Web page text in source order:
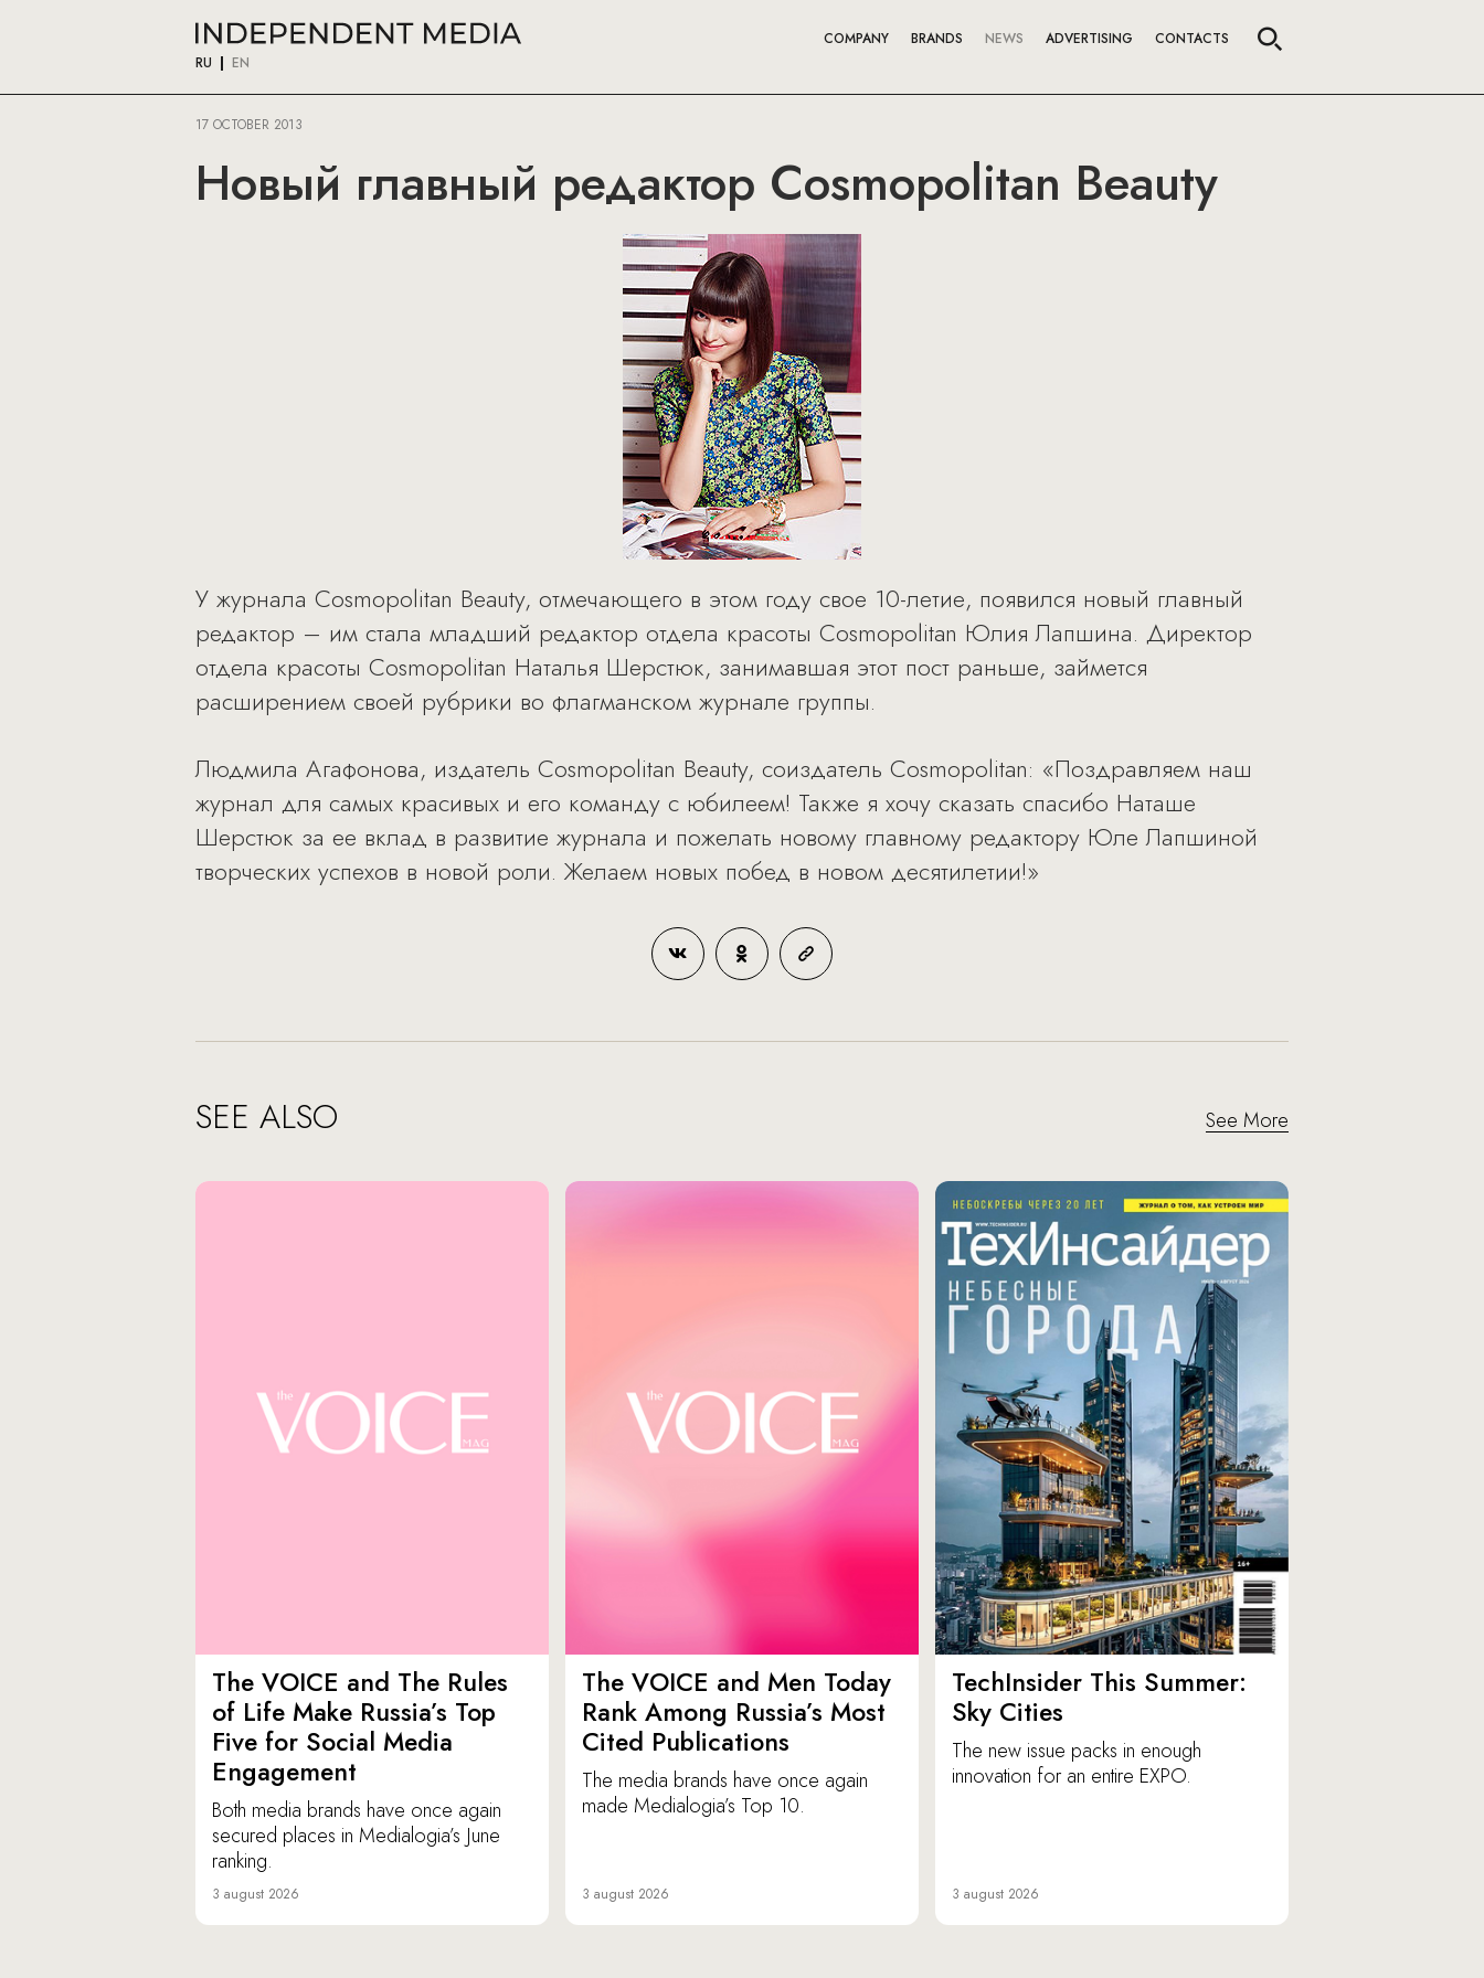
RU EN
COMPANY BRANDS NEWS ADVERTISING CONTACTS
17 OCTOBER 2013
Новый главный редактор Cosmopolitan Beauty
У журнала Cosmopolitan Beauty, отмечающего в этом году свое 10-летие, появился новый главный
редактор – им стала младший редактор отдела красоты Cosmopolitan Юлия Лапшина. Директор
отдела красоты Cosmopolitan Наталья Шерстюк, занимавшая этот пост раньше, займется
расширением своей рубрики во флагманском журнале группы.
Людмила Агафонова, издатель Cosmopolitan Beauty, соиздатель Cosmopolitan: «Поздравляем наш
журнал для самых красивых и его команду с юбилеем! Также я хочу сказать спасибо Наташе
Шерстюк за ее вклад в развитие журнала и пожелать новому главному редактору Юле Лапшиной
творческих успехов в новой роли. Желаем новых побед в новом десятилетии!»
SEE ALSO See More
The VOICE and The Rules
of Life Make Russia’s Top
Five for Social Media
Engagement
Both media brands have once again
secured places in Medialogia’s June
ranking.
3 august 2026
The VOICE and Men Today
Rank Among Russia’s Most
Cited Publications
The media brands have once again
made Medialogia’s Top 10.
3 august 2026
TechInsider This Summer:
Sky Cities
The new issue packs in enough
innovation for an entire EXPO.
3 august 2026